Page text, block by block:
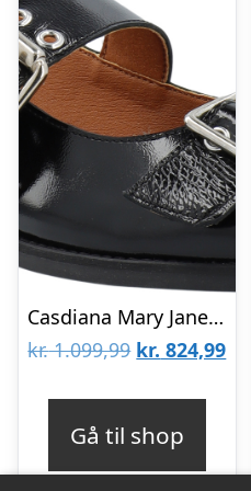
Casdiana Mary Jane Patent
kr.1.099,99 Den
kr. 824,99Den
Gå til shop